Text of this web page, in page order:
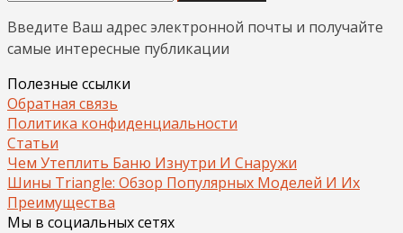
Введите Ваш адрес электронной почты и получайте
самые интересные публикации
Полезные ссылки
Обратная связь
Политика конфиденциальности
Статьи
Чем Утеплить Баню Изнутри И Снаружи
Шины Triangle: Обзор Популярных Моделей И Их
Преимущества
Мы в социальных сетях